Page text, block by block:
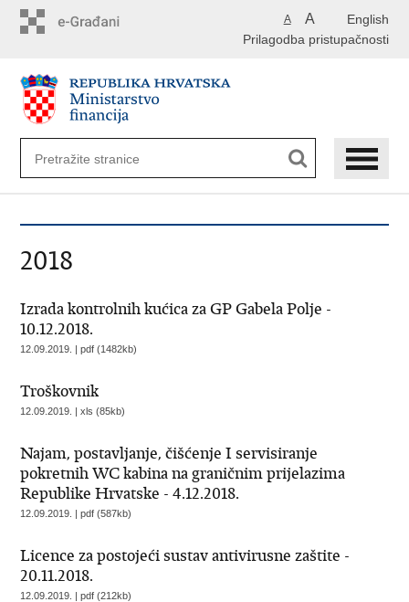
English
A A
Prilagodba pristupačnosti
2018
Izrada kontrolnih kućica za GP Gabela Polje -
10.12.2018.
12.09.2019. | pdf (1482kb)
Troškovnik
12.09.2019. | xls (85kb)
Najam, postavljanje, čišćenje I servisiranje
pokretnih WC kabina na graničnim prijelazima
Republike Hrvatske - 4.12.2018.
12.09.2019. | pdf (587kb)
Licence za postojeći sustav antivirusne zaštite -
20.11.2018.
12.09.2019. | pdf (212kb)